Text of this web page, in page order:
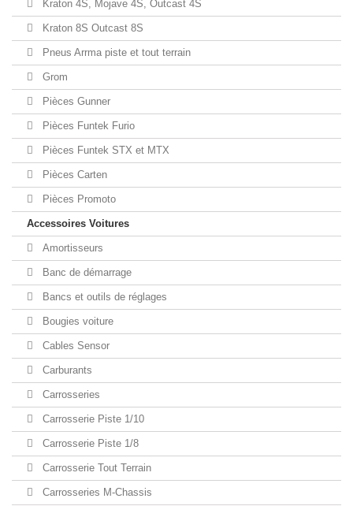
Kraton 4S, Mojave 4S, Outcast 4S
Kraton 8S Outcast 8S
Pneus Arrma piste et tout terrain
Grom
Pièces Gunner
Pièces Funtek Furio
Pièces Funtek STX et MTX
Pièces Carten
Pièces Promoto
Accessoires Voitures
Amortisseurs
Banc de démarrage
Bancs et outils de réglages
Bougies voiture
Cables Sensor
Carburants
Carrosseries
Carrosserie Piste 1/10
Carrosserie Piste 1/8
Carrosserie Tout Terrain
Carrosseries M-Chassis